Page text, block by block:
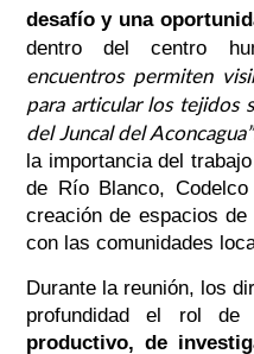
desafío y una
dentro del centro
encuentros permiten
para articular los tejidos
del Juncal del Aconcagua”
la importancia del
de Río Blanco,
creación de espacios
con las comunidades
Durante la reunión, los
profundidad el rol de
productivo, de